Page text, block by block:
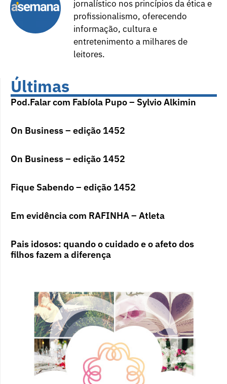
jornalístico nos princípios da ética e
profissionalismo, oferecendo
informação, cultura e
entretenimento a milhares de
leitores.
Últimas
Pod.Falar com Fabíola Pupo – Sylvio Alkimin
On Business – edição 1452
On Business – edição 1452
Fique Sabendo – edição 1452
Em evidência com RAFINHA – Atleta
Pais idosos: quando o cuidado e o afeto dos
filhos fazem a diferença